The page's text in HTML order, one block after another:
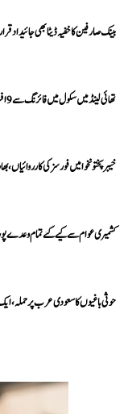
بینک صارفین کا خفیہ ڈیٹا بھی جائیداد
تھائی لینڈ میں سکول میں فائرنگ سے 9 افراد ہلاک، 15 زخمی
خیبرپختونخوا میں فورسز کی کارروائیاں، بھارتی
کشمیری عوام سے کیے گئے تمام وعدے
حوثی باغیوں کا سعودی عرب پر حملہ، ایک